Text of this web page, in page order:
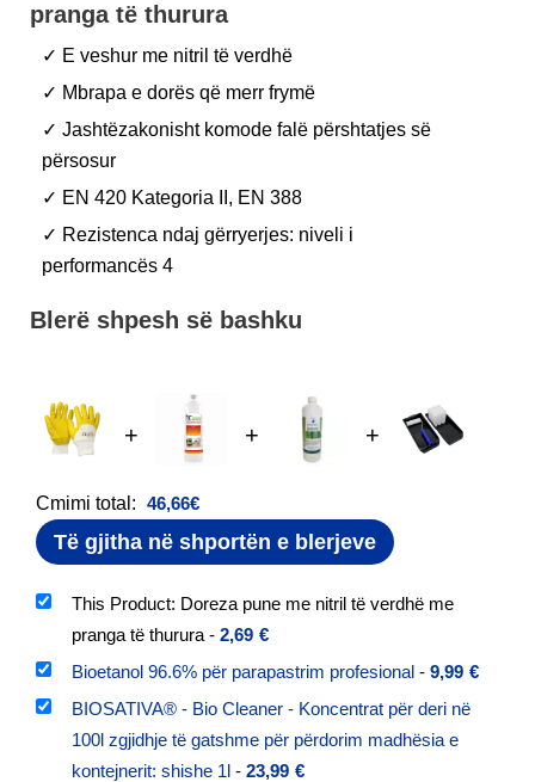
pranga të thurura
✓ E veshur me nitril të verdhë
✓ Mbrapa e dorës që merr frymë
✓ Jashtëzakonisht komode falë përshtatjes së
përsosur
✓ EN 420 Kategoria II, EN 388
✓ Rezistenca ndaj gërryerjes: niveli i
performancës 4
Blerë shpesh së bashku
+ + +
Cmimi total: 46,66€
Të gjitha në shportën e blerjeve
This Product: Doreza pune me nitril të verdhë me
pranga të thurura - 2,69 €
Bioetanol 96.6% për parapastrim profesional - 9,99 €
BIOSATIVA® - Bio Cleaner - Koncentrat për deri në
100l zgjidhje të gatshme për përdorim madhësia e
kontejnerit: shishe 1l - 23,99 €